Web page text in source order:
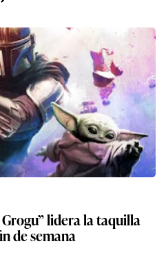
lidera la taquilla
de semana